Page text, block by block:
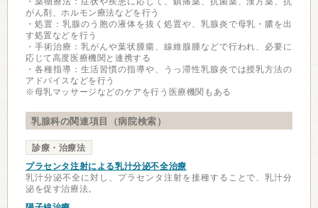
がん剤、ホルモン療法などを行う
・処置：乳腺のう胞の液体を抜く処置や、乳腺炎で母乳・膿を出
す処置などを行う
・手術治療：乳がんや葉状腫瘍、線維腺腫などで行われ、必要に
応じて高度医療機関と連携する
・各種指導：生活習慣の指導や、うっ滞性乳腺炎では授乳方法の
アドバイスなどを行う
※母乳マッサージなどのケアを行う医療機関もある
乳腺科の関連項目（病院検索）
診療・治療法
プラセンタ注射による乳汁分泌不全治療
乳汁分泌不全に対し、プラセンタ注射を接種することで、乳汁分
泌を促す治療法。